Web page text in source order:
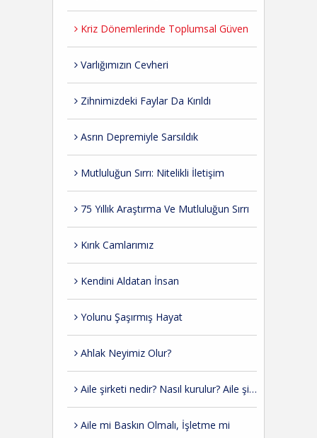
Kriz Dönemlerinde Toplumsal Güven
Varlığımızın Cevheri
Zihnimizdeki Faylar Da Kırıldı
Asrın Depremiyle Sarsıldık
Mutluluğun Sırrı: Nitelikli İletişim
75 Yıllık Araştırma Ve Mutluluğun Sırrı
Kırık Camlarımız
Kendini Aldatan İnsan
Yolunu Şaşırmış Hayat
Ahlak Neyimiz Olur?
Aile şirketi nedir? Nasıl kurulur? Aile şirketlerinde kurumsallaşma nasıl olmalı?
Aile mi Baskın Olmalı, İşletme mi